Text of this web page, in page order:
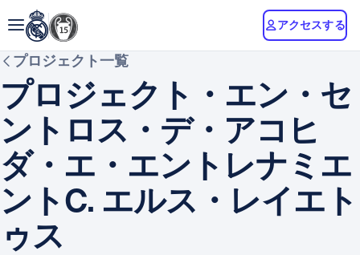
アクセスする
プロジェクト一覧
プロジェクト・エン・セ
ントロス・デ・アコヒ
ダ・エ・エントレナミエ
ントC. エルス・レイエト
ゥス